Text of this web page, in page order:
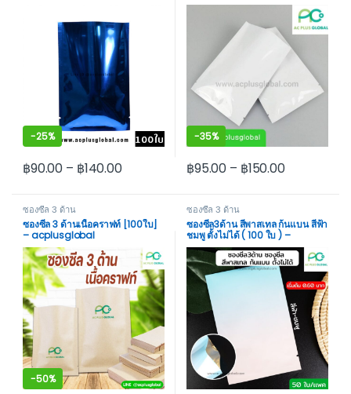
-25%
฿90.00 – ฿140.00
This product has multiple variants. The options may be
-35%
฿95.00 – ฿150.00
This product has multiple
ซองซีล 3 ด้าน
ซองซีล 3 ด้านเนื้อคราฟท์ [100ใบ]
– acplusglobal
-50%
ซองซีล 3 ด้าน
ซองซีล3ด้าน สีพาสเทล ก้นแบน สีฟ้า
ชมพู ตั้งไม่ได้ ( 100 ใบ ) –
acplusglobal